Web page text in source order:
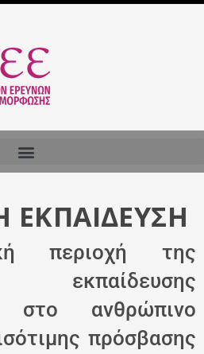
ΕΚΠΑΊΔΕΥΣΗ
περιοχή της
εκπαίδευσης
στο ανθρώπινο
πρόσβασης